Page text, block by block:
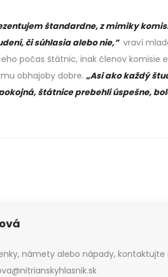
štandardne, z mimiky
či súhlasia alebo nie,” vraví
počas štátnic, inak členov komisie
obhajoby dobre. „Asi ako každý
štátnice prebehli úspešne,
námety alebo nápady,